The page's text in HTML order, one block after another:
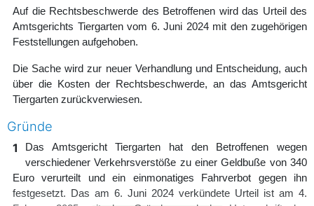
Auf die Rechtsbeschwerde des Betroffenen wird das Urteil des
Amtsgerichts Tiergarten vom 6. Juni 2024 mit den zugehörigen
Feststellungen aufgehoben.
Die Sache wird zur neuer Verhandlung und Entscheidung, auch
über die Kosten der Rechtsbeschwerde, an das Amtsgericht
Tiergarten zurückverwiesen.
Gründe
1
Das Amtsgericht Tiergarten hat den Betroffenen wegen
verschiedener Verkehrsverstöße zu einer Geldbuße von 340
Euro verurteilt und ein einmonatiges Fahrverbot gegen ihn
festgesetzt. Das am 6. Juni 2024 verkündete Urteil ist am 4.